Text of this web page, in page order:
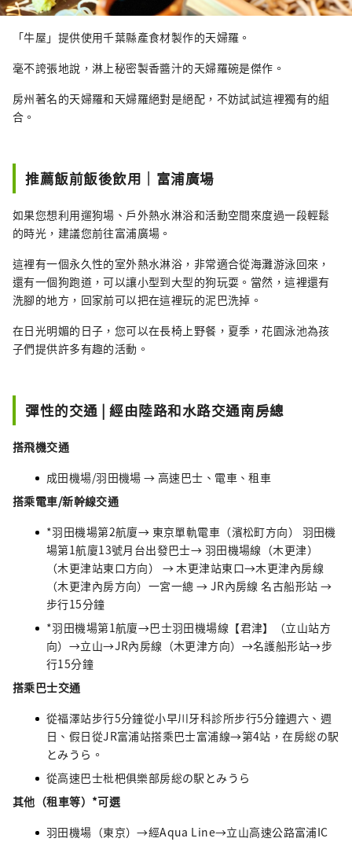
「牛屋」提供使用千葉縣產食材製作的天婦羅。
毫不誇張地說，淋上秘密製香醬汁的天婦羅碗是傑作。
房州著名的天婦羅和天婦羅絕對是絕配，不妨試試這裡獨有的組
合。
推薦飯前飯後飲用｜富浦廣場
如果您想利用遛狗場、戶外熱水淋浴和活動空間來度過一段輕鬆
的時光，建議您前往富浦廣場。
這裡有一個永久性的室外熱水淋浴，非常適合從海灘游泳回來，
還有一個狗跑道，可以讓小型到大型的狗玩耍。當然，這裡還有
洗腳的地方，回家前可以把在這裡玩的泥巴洗掉。
在日光明媚的日子，您可以在長椅上野餐，夏季，花園泳池為孩
子們提供許多有趣的活動。
彈性的交通 | 經由陸路和水路交通南房總
搭飛機交通
成田機場/羽田機場 → 高速巴士、電車、租車
搭乘電車/新幹線交通
*羽田機場第2航廈→ 東京單軌電車（濱松町方向） 羽田機
場第1航廈13號月台出發巴士→ 羽田機場線（木更津）
（木更津站東口方向） → 木更津站東口→木更津內房線
（木更津內房方向）一宮一總 → JR內房線 名古船形站 →
步行15分鐘
*羽田機場第1航廈→巴士羽田機場線【君津】（立山站方
向）→立山→JR內房線（木更津方向）→名護船形站→步
行15分鐘
搭乘巴士交通
從福澤站步行5分鐘從小早川牙科診所步行5分鐘週六、週
日、假日從JR富浦站搭乘巴士富浦線→第4站，在房総の駅
とみうら。
從高速巴士枇杷俱樂部房総の駅とみうら
其他（租車等）*可選
羽田機場（東京）→經Aqua Line→立山高速公路富浦IC